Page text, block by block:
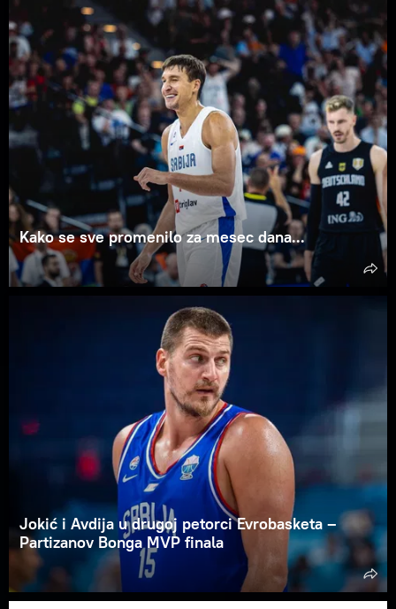
Kako se sve promenilo za mesec dana...
Jokić i Avdija u drugoj petorci Evrobasketa –
Partizanov Bonga MVP finala